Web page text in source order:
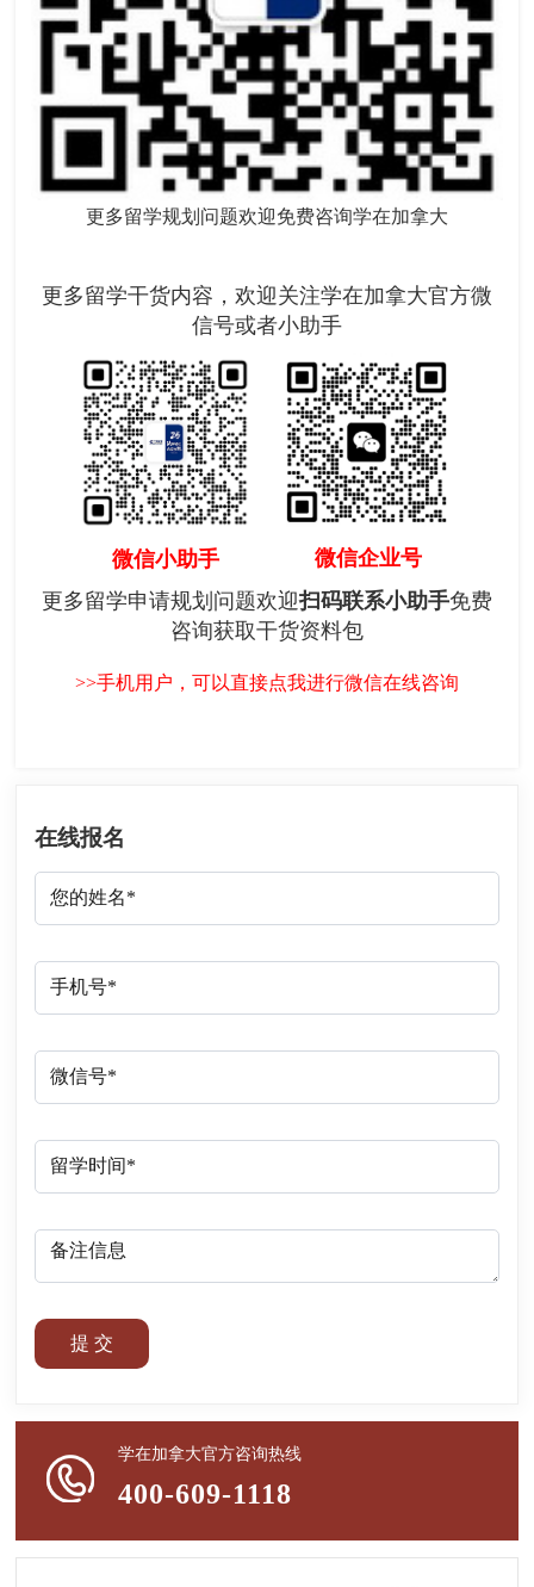
更多留学规划问题欢迎免费咨询学在加拿大
更多留学干货内容，欢迎关注学在加拿大官方微
信号或者小助手
微信小助手
微信企业号
更多留学申请规划问题欢迎扫码联系小助手免费
咨询获取干货资料包
>>手机用户，可以直接点我进行微信在线咨询
在线报名
提 交
学在加拿大官方咨询热线
400-609-1118